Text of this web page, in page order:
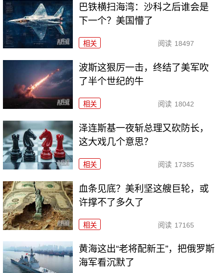
巴铁横扫海湾：沙科之后谁会是
下一个？美国懵了
相关 阅读 18497
波斯这狠厉一击，终结了美军吹
了半个世纪的牛
相关 阅读 18042
泽连斯基一夜斩总理又砍防长，
这大戏几个意思？
相关 阅读 17385
血条见底？美利坚这艘巨轮，或
许撑不了多久了
相关 阅读 17165
黄海这出“老将配新王”，把俄罗斯
海军看沉默了